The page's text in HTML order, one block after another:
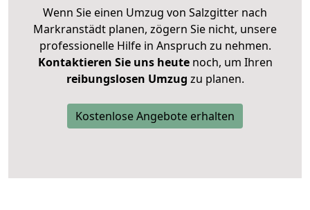
Wenn Sie einen Umzug von Salzgitter nach
Markranstädt planen, zögern Sie nicht, unsere
professionelle Hilfe in Anspruch zu nehmen.
Kontaktieren Sie uns heutenoch, um Ihren
reibungslosen Umzug zu planen.
Kostenlose Angebote erhalten